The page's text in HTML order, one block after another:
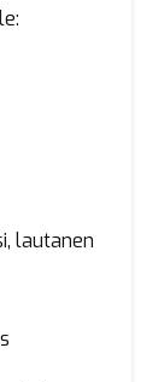
lautanen